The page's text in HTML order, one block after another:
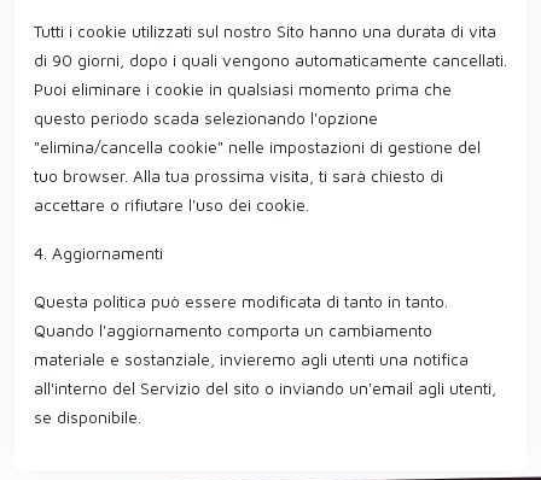
Tutti i cookie utilizzati sul nostro Sito hanno una durata di vita
di 90 giorni, dopo i quali vengono automaticamente cancellati.
Puoi eliminare i cookie in qualsiasi momento prima che
questo periodo scada selezionando l'opzione
"elimina/cancella cookie" nelle impostazioni di gestione del
tuo browser. Alla tua prossima visita, ti sarà chiesto di
accettare o rifiutare l'uso dei cookie.
4. Aggiornamenti
Questa politica può essere modificata di tanto in tanto.
Quando l'aggiornamento comporta un cambiamento
materiale e sostanziale, invieremo agli utenti una notifica
all'interno del Servizio del sito o inviando un'email agli utenti,
se disponibile.